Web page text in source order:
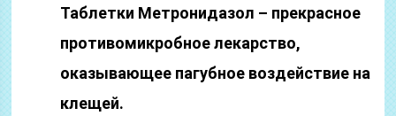
Таблетки Метронидазол – прекрасное
противомикробное лекарство,
оказывающее пагубное воздействие на
клещей.